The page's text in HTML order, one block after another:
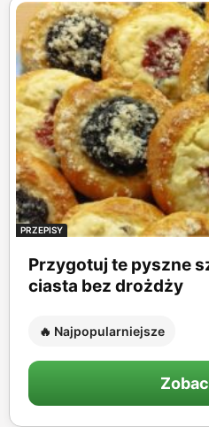
PRZEPISY
Przygotuj te pyszne
ciasta bez drożdży
🔥 Najpopularniejsze